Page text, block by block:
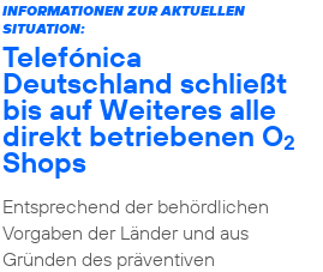
INFORMATIONEN ZUR AKTUELLEN
SITUATION:
Telefónica
Deutschland schließt
bis auf Weiteres alle
direkt betriebenen O2
Shops
Entsprechend der behördlichen
Vorgaben der Länder und aus
Gründen des präventiven